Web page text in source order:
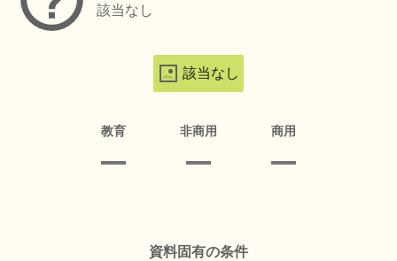
該当なし
該当なし
教育 非商用 商用
資料固有の条件